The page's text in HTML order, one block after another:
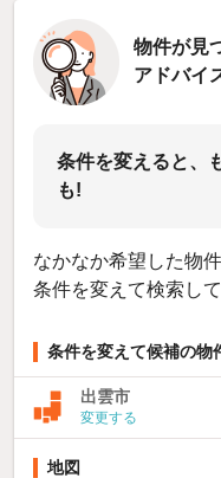
物件が見
アドバイ
条件を変えると、
も!
なかなか希望した物
条件を変えて検索し
条件を変えて候補の物
出雲市
変更する
地図